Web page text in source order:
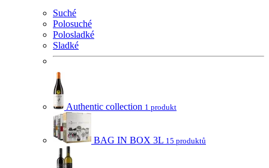
Suché
Polosuché
Polosladké
Sladké
Authentic collection 1 produkt
BAG IN BOX 3L 15 produktů